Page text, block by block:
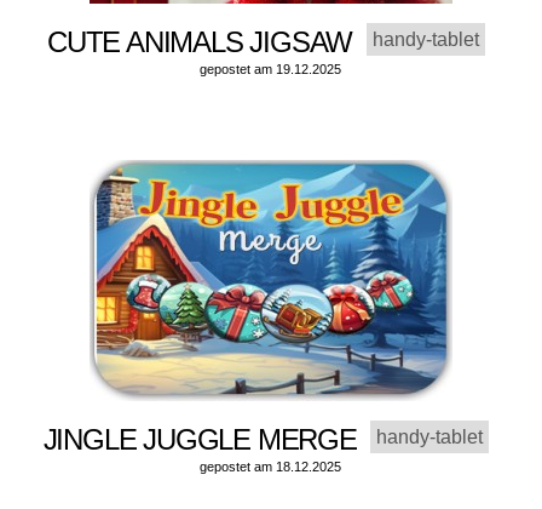
CUTE ANIMALS JIGSAW handy-tablet
gepostet am 19.12.2025
JINGLE JUGGLE MERGE handy-tablet
gepostet am 18.12.2025